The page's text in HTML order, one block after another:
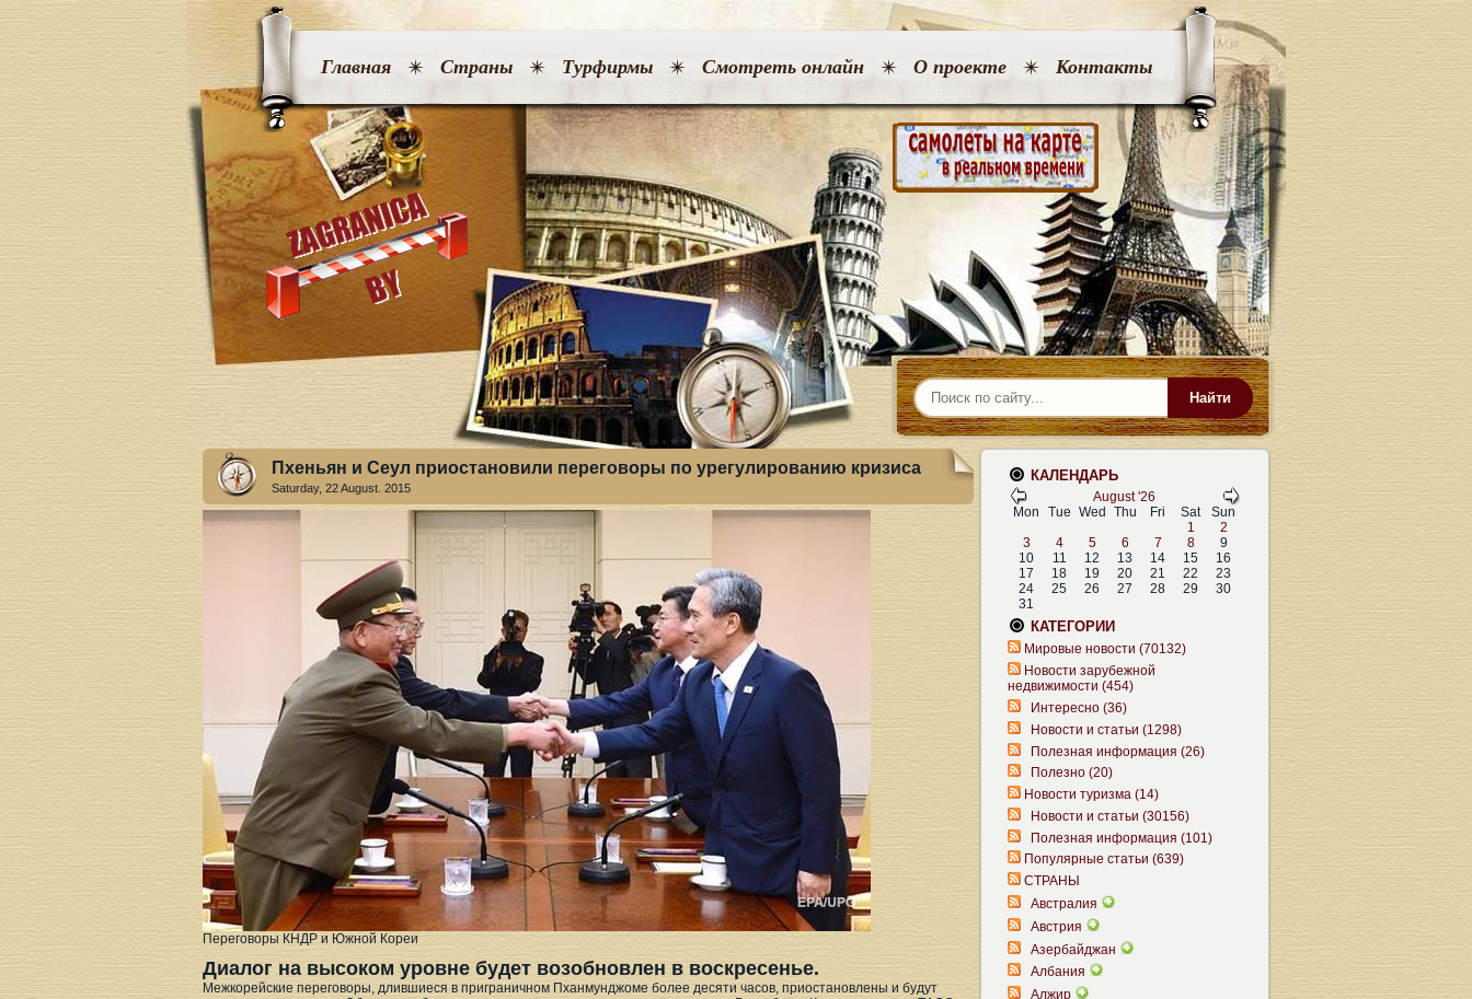
Главная Страны Турфирмы Смотреть онлайн О проекте Контакты
Найти
Пхеньян и Сеул приостановили переговоры по урегулированию кризиса
Saturday, 22 August. 2015
Переговоры КНДР и Южной Кореи
Диалог на высоком уровне будет возобновлен в воскресенье.
Межкорейские переговоры, длившиеся в приграничном Пханмунджоме более десяти часов, приостановлены и будут
КАЛЕНДАРЬ
August '26
Mon
Tue Wed Thu Fri Sat
Sun
1
2
3
4 5 6 7 8
9
10
11 12 13 14 15
16
17
18 19 20 21 22
23
24
25 26 27 28 29
30
31
КАТЕГОРИИ
Мировые новости (70132)
Новости зарубежной
недвижимости (454)
Интересно (36)
Новости и статьи (1298)
Полезная информация (26)
Полезно (20)
Новости туризма (14)
Новости и статьи (30156)
Полезная информация (101)
Популярные статьи (639)
СТРАНЫ
Австралия
Австрия
Азербайджан
Албания
Алжир